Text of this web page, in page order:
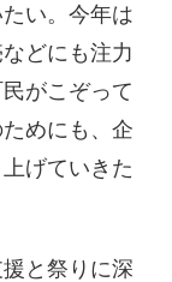
い。今年は
どにも注力
がこぞって
めにも、企
げていきた
と祭りに深